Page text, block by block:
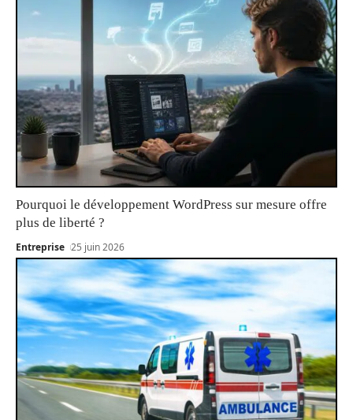
Pourquoi le développement WordPress sur mesure offre
plus de liberté ?
Entreprise 25 juin 2026